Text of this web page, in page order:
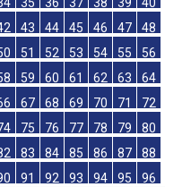
35 36 37 38 39
40
43 44 45 46 47
48
51 52 53 54 55
56
59 60 61 62 63
64
67 68 69 70 71
72
75 76 77 78 79
80
83 84 85 86 87
88
91 92 93 94 95
96